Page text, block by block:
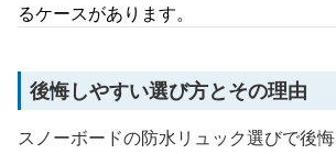
るケースがあります。
後悔しやすい選び方とその理由
スノーボードの防水リュック選びで後